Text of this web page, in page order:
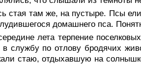
стая там же, на пустыре. Псы
домашнего пса.
лета терпение
в службу по отлову бродячих
стаю, отдыхавшую на